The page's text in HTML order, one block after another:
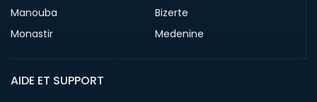
Manouba
Bizerte
Monastir
Medenine
AIDE ET SUPPORT